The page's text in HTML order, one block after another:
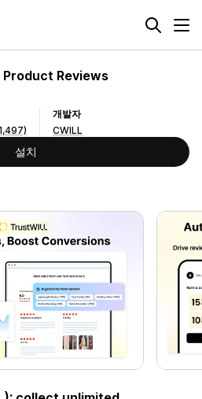
Reviews
개발자
CWILL
설치